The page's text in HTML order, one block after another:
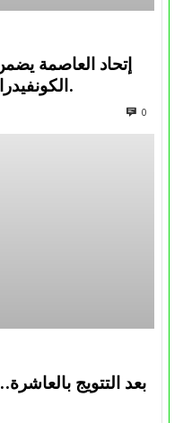
إتحاد العاصمة
الكونفيدرالية الإفريقية الموسم القادم.
0
بعد التتويج